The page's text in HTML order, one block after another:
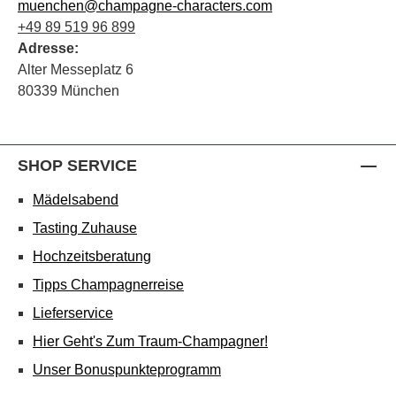
muenchen@champagne-characters.com
+49 89 519 96 899
Adresse:
Alter Messeplatz 6
80339 München
SHOP SERVICE
Mädelsabend
Tasting Zuhause
Hochzeitsberatung
Tipps Champagnerreise
Lieferservice
Hier Geht's Zum Traum-Champagner!
Unser Bonuspunkteprogramm